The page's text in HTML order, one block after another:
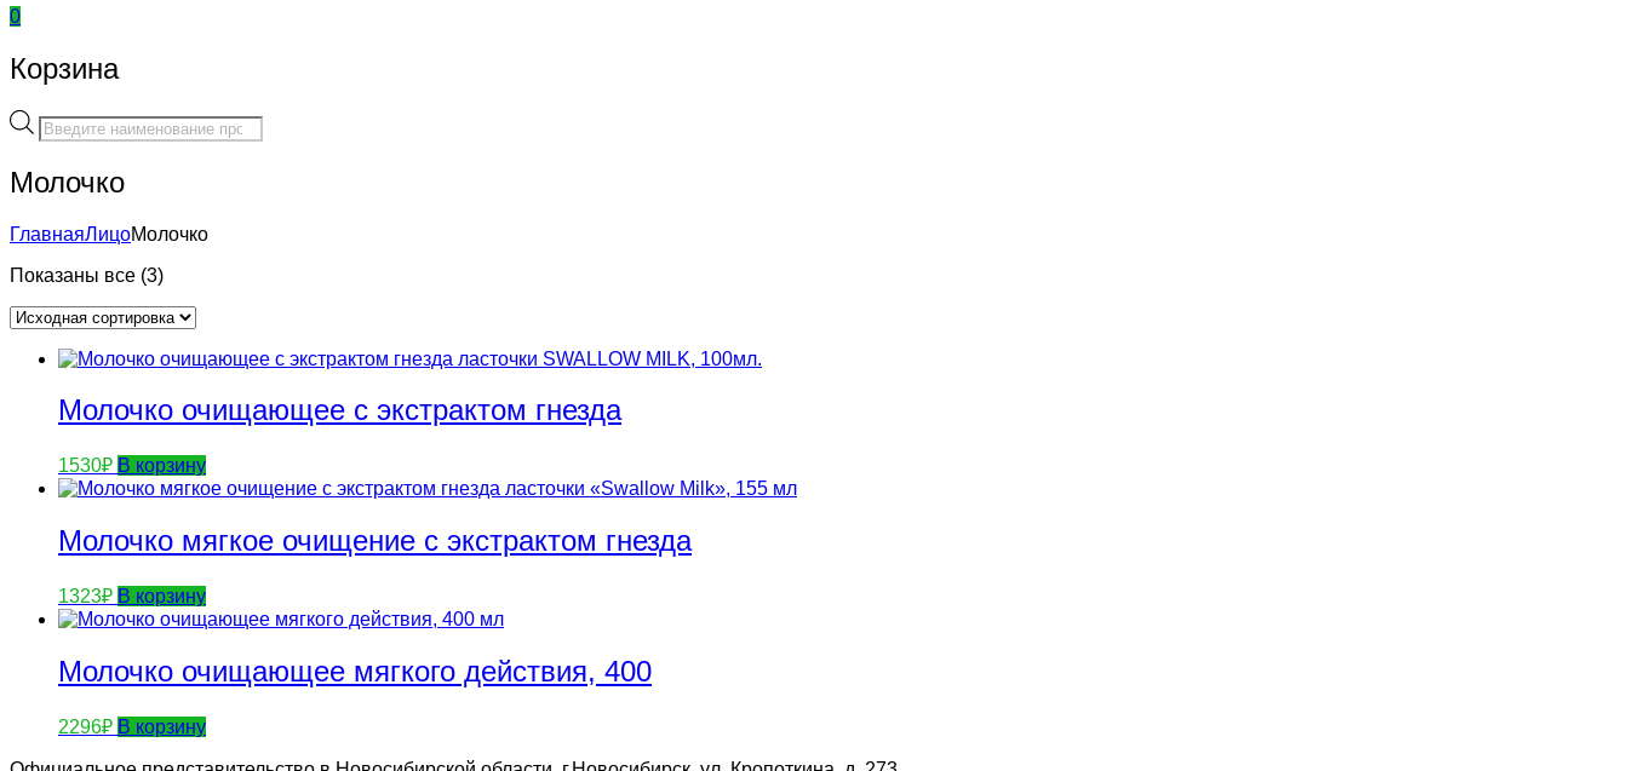
0
Корзина
Поиск
товаров
Молочко
ГлавнаяЛицоМолочко
Показаны все (3)
Молочко очищающее с экстрактом гнезда
1530₽ В корзину
Молочко мягкое очищение с экстрактом гнезда
1323₽ В корзину
Молочко очищающее мягкого действия, 400
2296₽ В корзину